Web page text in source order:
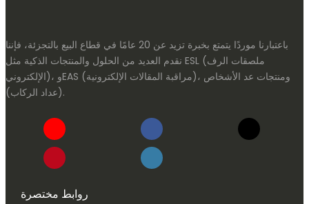
باعتبارنا موردًا يتمتع بخبرة تزيد عن 20 عامًا في قطاع البيع بالتجزئة، فإننا
نقدم العديد من الحلول والمنتجات الذكية مثل ESL (ملصقات الرف
الإلكتروني)، وEAS (مراقبة المقالات الإلكترونية)، ومنتجات عد الأشخاص
(عداد الركاب).
روابط مختصرة